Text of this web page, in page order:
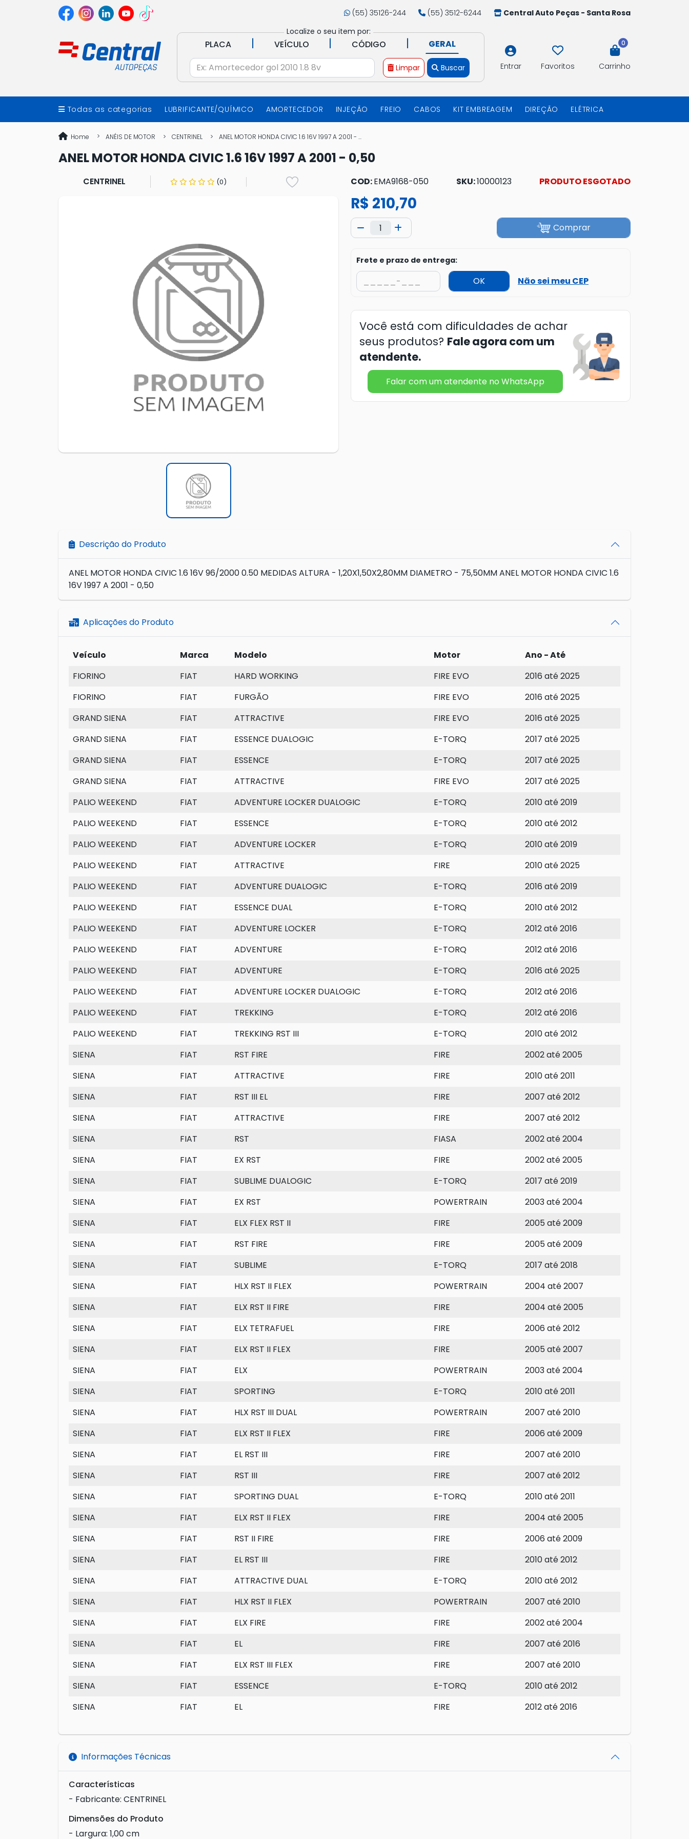
(55) 35126-244 (55) 3512-6244
Central Auto Peças - Santa Rosa
Localize o seu item por:
PLACA | VEÍCULO | CÓDIGO | GERAL
Limpar Buscar Entrar Favoritos
0
Carrinho
Todas as categorias LUBRIFICANTE/QUÍMICO AMORTECEDOR INJEÇÃO FREIO CABOS KIT EMBREAGEM DIREÇÃO ELÉTRICA
Home ANÉIS DE MOTOR CENTRINEL ANEL MOTOR HONDA CIVIC 1.6 16V 1997 A 2001 - ...
ANEL MOTOR HONDA CIVIC 1.6 16V 1997 A 2001 - 0,50
CENTRINEL (0) COD:EMA9168-050 SKU:10000123 PRODUTO ESGOTADO
R$ 210,70
Comprar
Frete e prazo de entrega:
OK Não sei meu CEP
Você está com dificuldades de achar
seus produtos? Fale agora com um
atendente.
Falar com um atendente no WhatsApp
Descrição do Produto
ANEL MOTOR HONDA CIVIC 1.6 16V 96/2000 0.50 MEDIDAS ALTURA - 1,20X1,50X2,80MM DIAMETRO - 75,50MM ANEL MOTOR HONDA CIVIC 1.6
16V 1997 A 2001 - 0,50
Aplicações do Produto
Veículo Marca Modelo Motor
Ano - Até
FIORINO
FIAT HARD WORKING FIRE EVO
2016 até 2025
FIORINO
FIAT FURGÃO FIRE EVO
2016 até 2025
GRAND SIENA
FIAT ATTRACTIVE FIRE EVO
2016 até 2025
GRAND SIENA
FIAT ESSENCE DUALOGIC E-TORQ
2017 até 2025
GRAND SIENA
FIAT ESSENCE E-TORQ
2017 até 2025
GRAND SIENA
FIAT ATTRACTIVE FIRE EVO
2017 até 2025
PALIO WEEKEND
FIAT ADVENTURE LOCKER DUALOGIC E-TORQ
2010 até 2019
PALIO WEEKEND
FIAT ESSENCE E-TORQ
2010 até 2012
PALIO WEEKEND
FIAT ADVENTURE LOCKER E-TORQ
2010 até 2019
PALIO WEEKEND
FIAT ATTRACTIVE FIRE
2010 até 2025
PALIO WEEKEND
FIAT ADVENTURE DUALOGIC E-TORQ
2016 até 2019
PALIO WEEKEND
FIAT ESSENCE DUAL E-TORQ
2010 até 2012
PALIO WEEKEND
FIAT ADVENTURE LOCKER E-TORQ
2012 até 2016
PALIO WEEKEND
FIAT ADVENTURE E-TORQ
2012 até 2016
PALIO WEEKEND
FIAT ADVENTURE E-TORQ
2016 até 2025
PALIO WEEKEND
FIAT ADVENTURE LOCKER DUALOGIC E-TORQ
2012 até 2016
PALIO WEEKEND
FIAT TREKKING E-TORQ
2012 até 2016
PALIO WEEKEND
FIAT TREKKING RST III E-TORQ
2010 até 2012
SIENA
FIAT RST FIRE FIRE
2002 até 2005
SIENA
FIAT ATTRACTIVE FIRE
2010 até 2011
SIENA
FIAT RST III EL FIRE
2007 até 2012
SIENA
FIAT ATTRACTIVE FIRE
2007 até 2012
SIENA
FIAT RST FIASA
2002 até 2004
SIENA
FIAT EX RST FIRE
2002 até 2005
SIENA
FIAT SUBLIME DUALOGIC E-TORQ
2017 até 2019
SIENA
FIAT EX RST POWERTRAIN
2003 até 2004
SIENA
FIAT ELX FLEX RST II FIRE
2005 até 2009
SIENA
FIAT RST FIRE FIRE
2005 até 2009
SIENA
FIAT SUBLIME E-TORQ
2017 até 2018
SIENA
FIAT HLX RST II FLEX POWERTRAIN
2004 até 2007
SIENA
FIAT ELX RST II FIRE FIRE
2004 até 2005
SIENA
FIAT ELX TETRAFUEL FIRE
2006 até 2012
SIENA
FIAT ELX RST II FLEX FIRE
2005 até 2007
SIENA
FIAT ELX POWERTRAIN
2003 até 2004
SIENA
FIAT SPORTING E-TORQ
2010 até 2011
SIENA
FIAT HLX RST III DUAL POWERTRAIN
2007 até 2010
SIENA
FIAT ELX RST II FLEX FIRE
2006 até 2009
SIENA
FIAT EL RST III FIRE
2007 até 2010
SIENA
FIAT RST III FIRE
2007 até 2012
SIENA
FIAT SPORTING DUAL E-TORQ
2010 até 2011
SIENA
FIAT ELX RST II FLEX FIRE
2004 até 2005
SIENA
FIAT RST II FIRE FIRE
2006 até 2009
SIENA
FIAT EL RST III FIRE
2010 até 2012
SIENA
FIAT ATTRACTIVE DUAL E-TORQ
2010 até 2012
SIENA
FIAT HLX RST II FLEX POWERTRAIN
2007 até 2010
SIENA
FIAT ELX FIRE FIRE
2002 até 2004
SIENA
FIAT EL FIRE
2007 até 2016
SIENA
FIAT ELX RST III FLEX FIRE
2007 até 2010
SIENA
FIAT ESSENCE E-TORQ
2010 até 2012
SIENA
FIAT EL FIRE 2012 até 2016
Informações Técnicas
Características
- Fabricante: CENTRINEL
Dimensões do Produto
- Largura: 1,00 cm